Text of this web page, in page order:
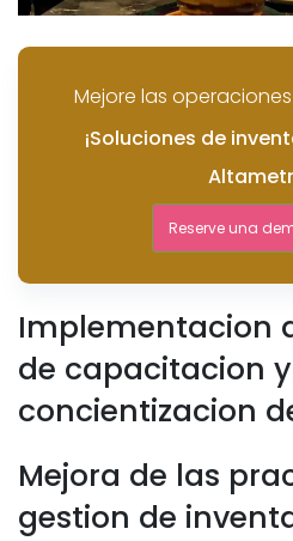
Mejore las
¡Soluciones de
Reserve una
Implementacion
de capacitacion y
concientizacion
Mejora de las
gestion de